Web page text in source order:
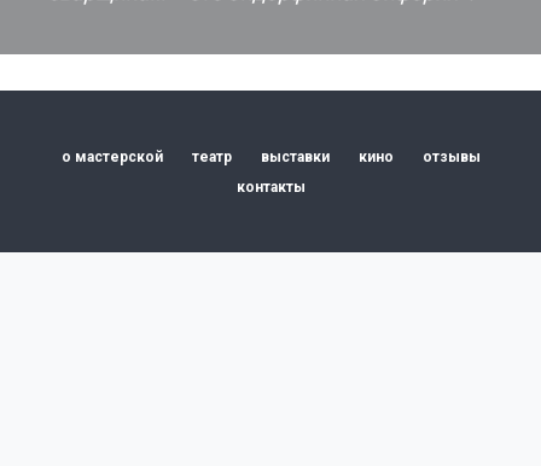
о мастерской театр выставки кино
отзывы
контакты